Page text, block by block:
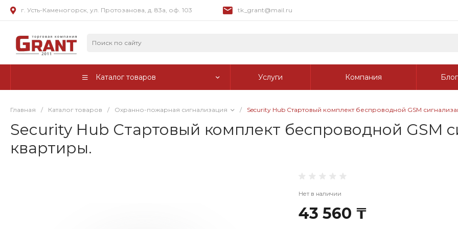
г. Усть-Каменогорск, ул. Протозанова, д. 83а, оф. 103 tk_grant@mail.ru
Каталог товаров Услуги Компания Блог
Главная / Каталог товаров / Охранно-пожарная сигнализация / Security Hub Стартовый комплект беспроводной GSM
Security Hub Стартовый комплект беспроводной GSM
квартиры.
Нет в наличии
43 560 ₸